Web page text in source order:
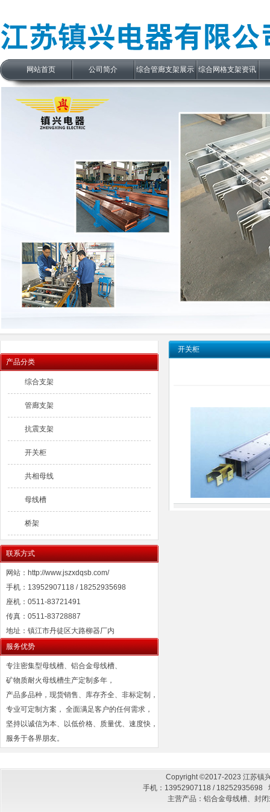
网站首页 公司简介 综合管廊支架展示 综合网格支架资讯
开关柜
产品分类
综合支架
管廊支架
抗震支架
开关柜
共相母线
母线槽
桥架
联系方式
网站：http://www.jszxdqsb.com/
手机：13952907118 / 18252935698
座机：0511-83721491
传真：0511-83728887
地址：镇江市丹徒区大路柳器厂内
服务优势
专注密集型母线槽、铝合金母线槽、
矿物质耐火母线槽生产定制多年，
产品多品种，现货销售、库存齐全、非标定制，
专业可定制方案， 全面满足客户的任何需求，
坚持以诚信为本、以低价格、质量优、速度快，
服务于各界朋友。
Copyright ©2017-2023 江苏镇
手机：13952907118 / 18252935698
主营产品：铝合金母线槽、封